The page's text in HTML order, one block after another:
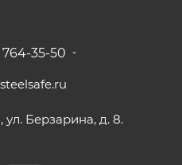
764-35-50
ул. Берзарина, д. 8.